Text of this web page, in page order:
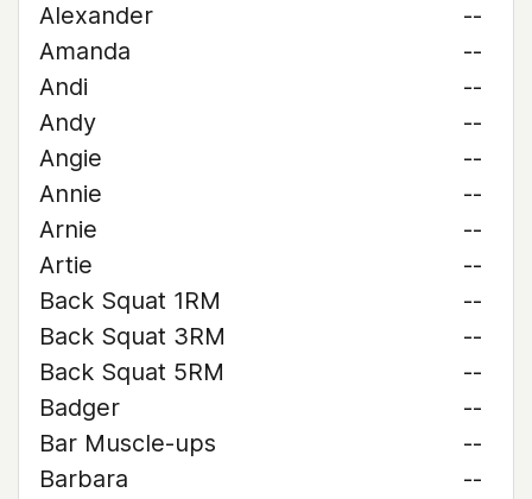
Alexander
--
Amanda
--
Andi
--
Andy
--
Angie
--
Annie
--
Arnie
--
Artie
--
Back Squat 1RM
--
Back Squat 3RM
--
Back Squat 5RM
--
Badger
--
Bar Muscle-ups
--
Barbara
--